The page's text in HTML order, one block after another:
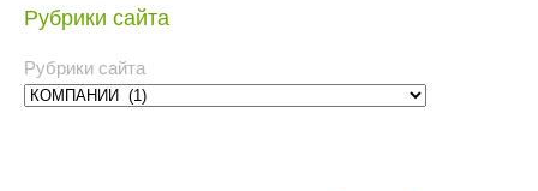
Рубрики сайта
Рубрики сайта